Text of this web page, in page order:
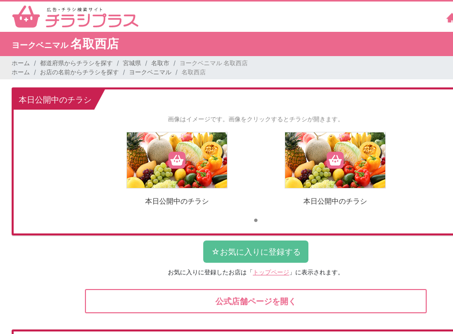
ヨークベニマル名取西店
ホーム 都道府県からチラシを探す 宮城県 名取市
ヨークベニマル 名取西店
ホーム
お店の名前からチラシを探す ヨークベニマル 名取西店
本日公開中のチラシ
画像はイメージです。 画像をクリックするとチラシが開きます。
本日公開中のチラシ 本日公開中のチラシ
お気に入りに登録したお店は 「 トップページ 」に表示されます。
公式店舗ページを開く